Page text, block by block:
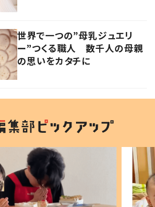
世界で一つの”母乳ジュエリ
ー”つくる職人 数千人の母親
の思いをカタチに